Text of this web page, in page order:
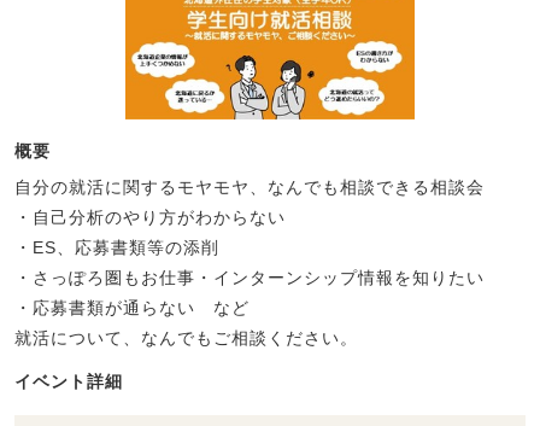
概要
自分の就活に関するモヤモヤ、なんでも相談できる相談会
・自己分析のやり方がわからない
・ES、応募書類等の添削
・さっぽろ圏もお仕事・インターンシップ情報を知りたい
・応募書類が通らない など
就活について、なんでもご相談ください。
イベント詳細